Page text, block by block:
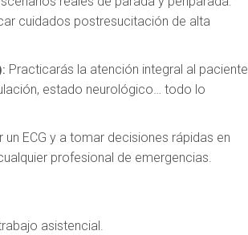
cuidados postresucitación de alta
Practicarás la atención integral al paciente
estado neurológico… todo lo
ECG y a tomar decisiones rápidas en
profesional de emergencias.
asistencial.